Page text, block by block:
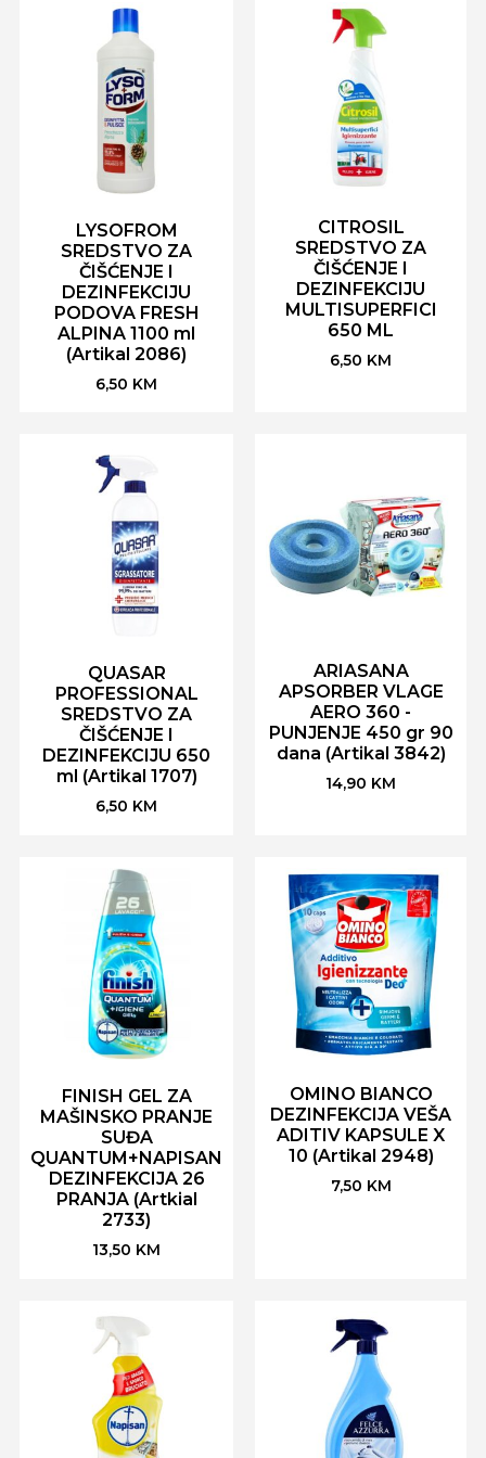
LYSOFROM
SREDSTVO ZA
ČIŠĆENJE I
DEZINFEKCIJU
PODOVA FRESH
ALPINA 1100 ml
(Artikal 2086)
6,50 KM
CITROSIL
SREDSTVO ZA
ČIŠĆENJE I
DEZINFEKCIJU
MULTISUPERFICI
650 ML
6,50 KM
QUASAR
PROFESSIONAL
SREDSTVO ZA
ČIŠĆENJE I
DEZINFEKCIJU 650
ml (Artikal 1707)
6,50 KM
ARIASANA
APSORBER VLAGE
AERO 360 -
PUNJENJE 450 gr 90
dana (Artikal 3842)
14,90 KM
FINISH GEL ZA
MAŠINSKO PRANJE
SUĐA
QUANTUM+NAPISAN
DEZINFEKCIJA 26
PRANJA (Artkial
2733)
13,50 KM
OMINO BIANCO
DEZINFEKCIJA VEŠA
ADITIV KAPSULE X
10 (Artikal 2948)
7,50 KM